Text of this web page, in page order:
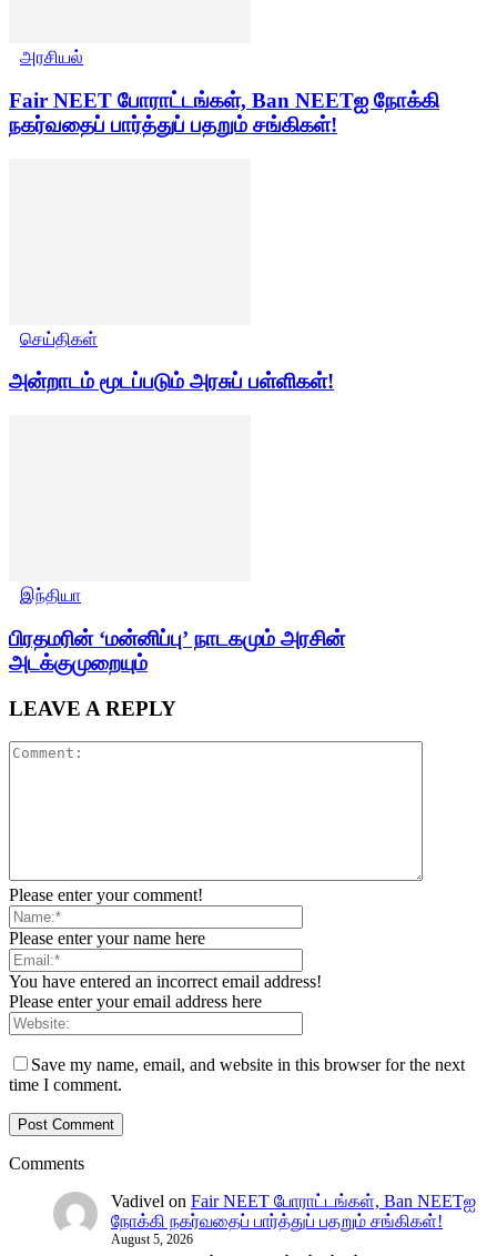
அரசியல்
Fair NEET போராட்டங்கள், Ban NEETஐ நோக்கி
நகர்வதைப் பார்த்துப் பதறும் சங்கிகள்!
செய்திகள்
அன்றாடம் மூடப்படும் அரசுப் பள்ளிகள்!
இந்தியா
பிரதமரின் ‘மன்னிப்பு’ நாடகமும் அரசின்
அடக்குமுறையும்
LEAVE A REPLY
Please enter your comment!
Please enter your name here
You have entered an incorrect email address!
Please enter your email address here
Save my name, email, and website in this browser for the next
time I comment.
Comments
Vadivel on Fair NEET போராட்டங்கள், Ban NEETஐ
நோக்கி நகர்வதைப் பார்த்துப் பதறும் சங்கிகள்!
August 5, 2026